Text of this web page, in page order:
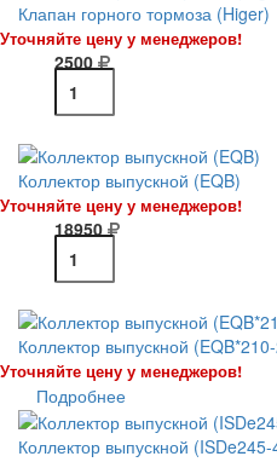
Клапан горного тормоза (Higer)
Уточняйте цену у менеджеров!
2500
Коллектор выпускной (EQB)
Уточняйте цену у менеджеров!
18950
Коллектор выпускной
Уточняйте цену у менеджеров!
Подробнее
Коллектор выпускной